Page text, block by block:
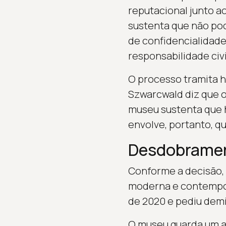
reputacional junto
sustenta que não
de
responsabilidade
O processo tramita
Szwarcwald diz que
museu sustenta que
envolve, portanto,
Conforme a
moderna e
de 2020 e pediu